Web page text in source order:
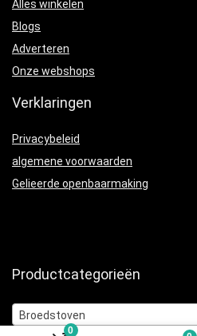
0
Alles winkelen
Blogs
Adverteren
Onze webshops
Verklaringen
Privacybeleid
algemene voorwaarden
Gelieerde openbaarmaking
Productcategorieën
Broedstoven